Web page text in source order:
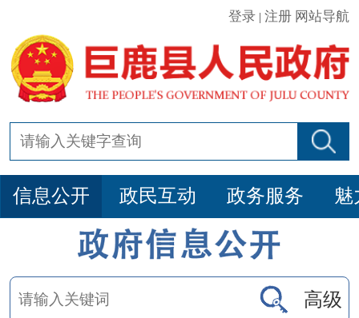
登录 |注册 网站导航
信息公开 政民互动 政务服务 魅
高级